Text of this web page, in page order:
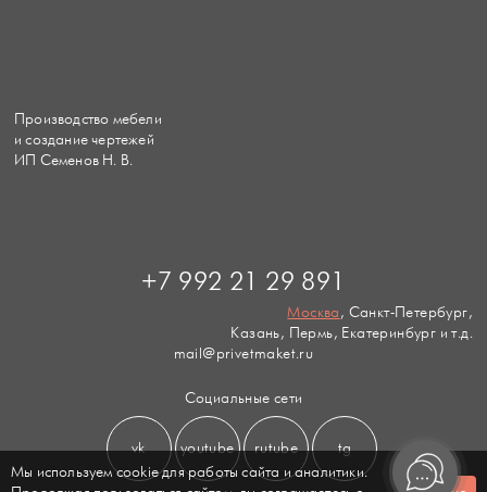
Производство мебели
и создание чертежей
ИП Семенов Н. В.
+7 992 21 29 891
Москва, Санкт-Петербург,
Казань, Пермь, Екатеринбург и т.д.
mail@privetmaket.ru
Социальные сети
vk youtube rutube
tg
Мы используем cookie для работы сайта и аналитики.